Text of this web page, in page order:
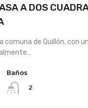
A DOS
comuna de Quillón, con un
Baños
2